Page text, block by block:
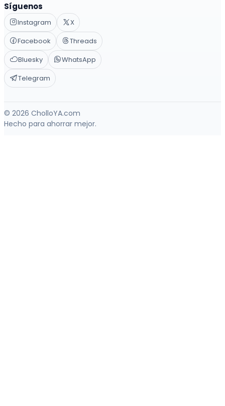
Síguenos
Instagram
X
Facebook
Threads
Bluesky
WhatsApp
Telegram
© 2026 CholloYA.com
Hecho para ahorrar mejor.